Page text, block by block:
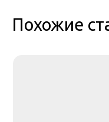
Похожие